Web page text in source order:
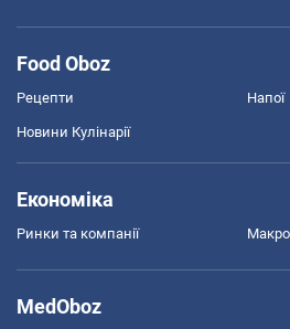
Food Oboz
Рецепти Напої
Новини Кулінарії
Економіка
Ринки та компанії
MedOboz